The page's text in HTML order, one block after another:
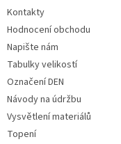
Kontakty
Hodnocení obchodu
Napište nám
Tabulky velikostí
Označení DEN
Návody na údržbu
Vysvětlení materiálů
Topení